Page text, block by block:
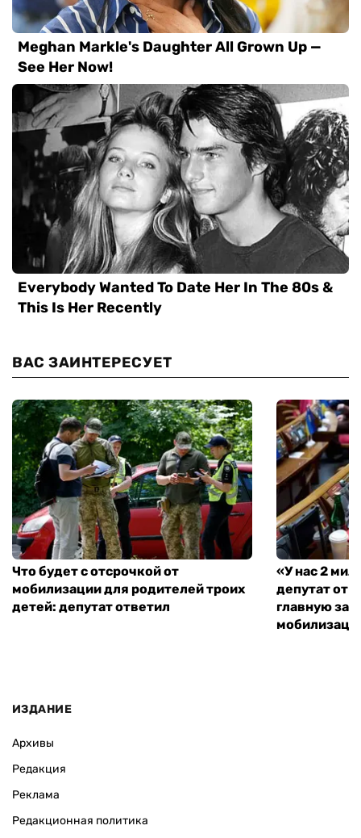
ВАС ЗАИНТЕРЕСУЕТ
Что будет с отсрочкой от
мобилизации для родителей троих
детей: депутат ответил
«У нас 2
депутат от
главную
ИЗДАНИЕ
Архивы
Редакция
Реклама
Редакционная политика